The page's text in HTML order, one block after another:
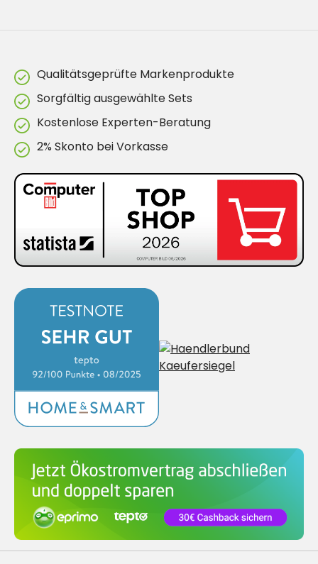
Qualitätsgeprüfte Markenprodukte
Sorgfältig ausgewählte Sets
Kostenlose Experten-Beratung
2% Skonto bei Vorkasse